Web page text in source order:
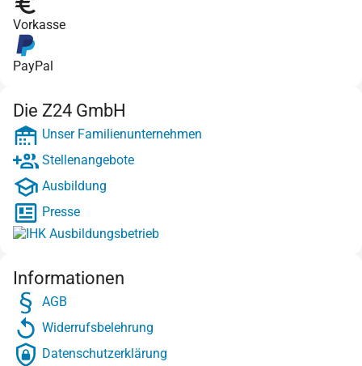
Vorkasse
PayPal
Die Z24 GmbH
Unser Familienunternehmen
Stellenangebote
Ausbildung
Presse
Informationen
AGB
Widerrufsbelehrung
Datenschutzerklärung